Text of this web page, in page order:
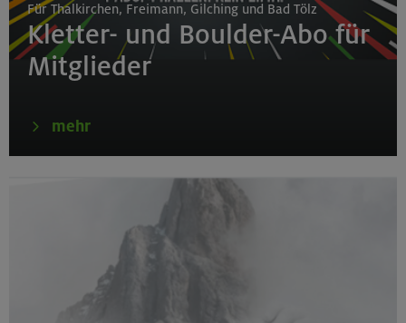
Für Thalkirchen, Freimann, Gilching und Bad Tölz
Kletter- und Boulder-Abo für
Mitglieder
mehr